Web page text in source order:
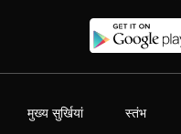
मुख्य सुर्खियां स्तंभ